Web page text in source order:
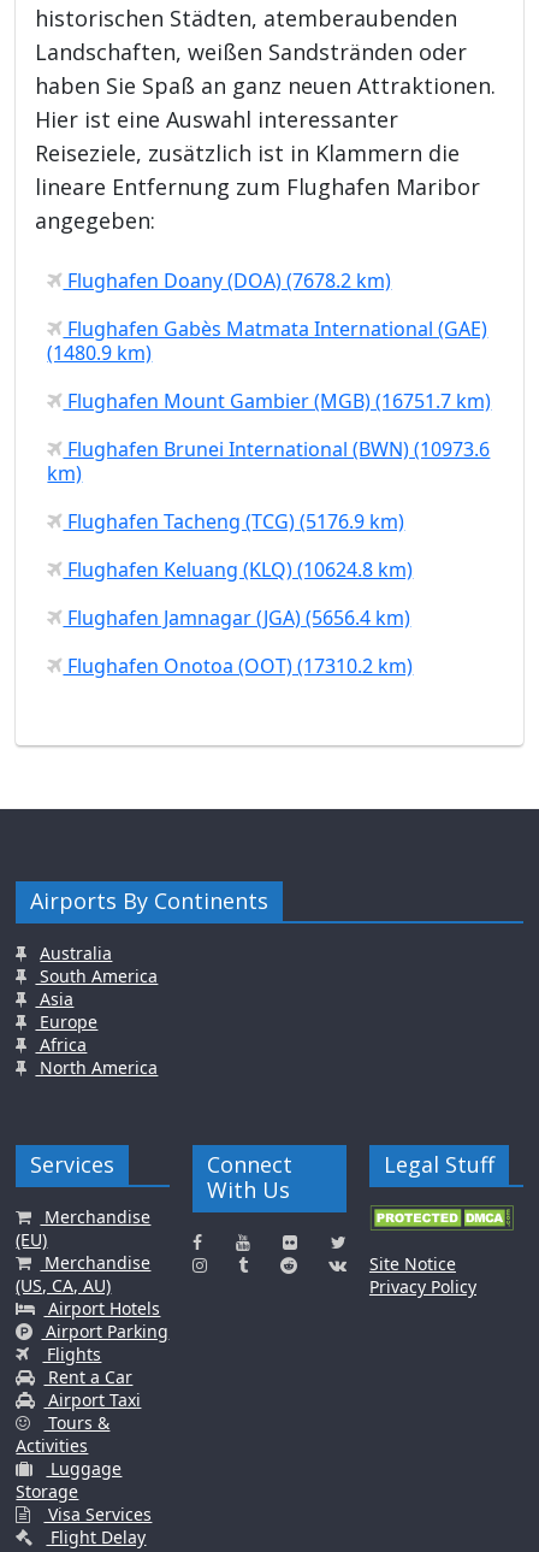
historischen Städten, atemberaubenden
Landschaften, weißen Sandstränden oder
haben Sie Spaß an ganz neuen Attraktionen.
Hier ist eine Auswahl interessanter
Reiseziele, zusätzlich ist in Klammern die
lineare Entfernung zum Flughafen Maribor
angegeben:
Flughafen Doany (DOA) (7678.2 km)
Flughafen Gabès Matmata International (GAE)
(1480.9 km)
Flughafen Mount Gambier (MGB) (16751.7 km)
Flughafen Brunei International (BWN) (10973.6
km)
Flughafen Tacheng (TCG) (5176.9 km)
Flughafen Keluang (KLQ) (10624.8 km)
Flughafen Jamnagar (JGA) (5656.4 km)
Flughafen Onotoa (OOT) (17310.2 km)
Airports By Continents
Australia
South America
Asia
Europe
Africa
North America
Services
Merchandise
(EU)
Merchandise
(US, CA, AU)
Airport Hotels
Airport Parking
Flights
Rent a Car
Airport Taxi
Tours &
Activities
Luggage
Storage
Visa Services
Flight Delay
Connect
With Us
Legal Stuff
Site Notice
Privacy Policy